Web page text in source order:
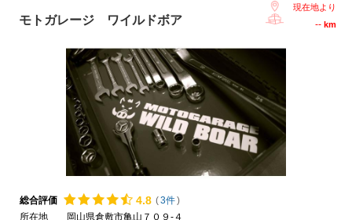
モトガレージ ワイルドボア
現在地より
-- km
総合評価 4.8 (3件)
所在地
岡山県倉敷市亀山７０９-４